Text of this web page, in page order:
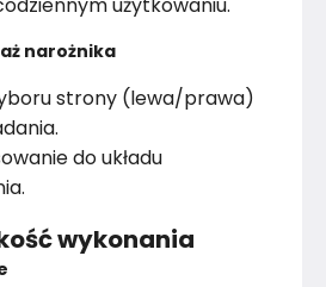
narożnika
strony (lewa/prawa)
do układu
wykonania